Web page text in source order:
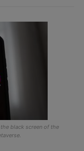
black screen of the